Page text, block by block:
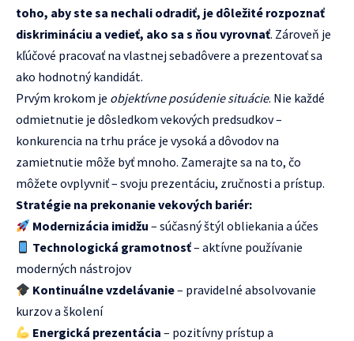
toho, aby ste sa nechali odradiť, je dôležité rozpoznať
diskrimináciu a vedieť, ako sa s ňou vyrovnať. Zároveň je
kľúčové pracovať na vlastnej sebadôvere a prezentovať sa
ako hodnotný kandidát.
Prvým krokom je objektívne posúdenie situácie. Nie každé
odmietnutie je dôsledkom vekových predsudkov –
konkurencia na trhu práce je vysoká a dôvodov na
zamietnutie môže byť mnoho. Zamerajte sa na to, čo
môžete ovplyvniť – svoju prezentáciu, zručnosti a prístup.
Stratégie na prekonanie vekových bariér:
Modernizácia imidžu – súčasný štýl obliekania a účes
Technologická gramotnosť– aktívne používanie
moderných nástrojov
Kontinuálne vzdelávanie– pravidelné absolvovanie
kurzov a školení
Energická prezentácia – pozitívny prístup a